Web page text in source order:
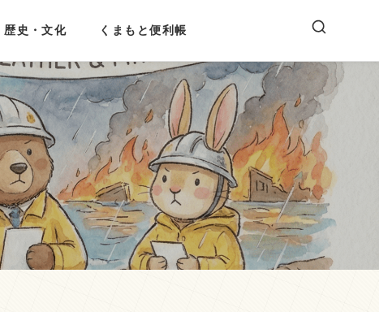
歴史・文化 くまもと便利帳